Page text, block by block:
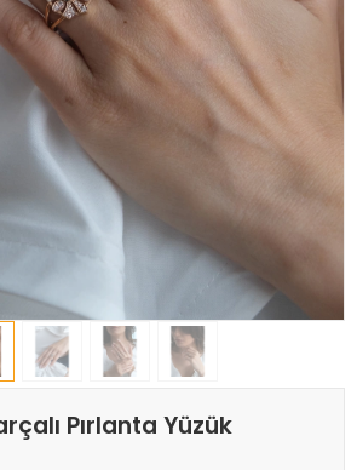
Pırlanta Yüzük